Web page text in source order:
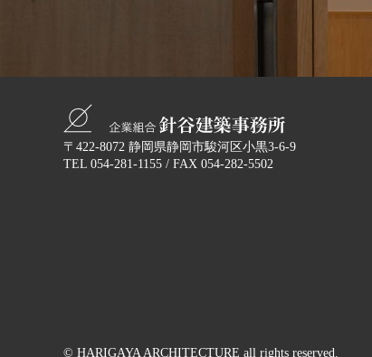
〒422-8072 静岡県静岡市駿河区小黒3-6-9
TEL 054-281-1155 / FAX 054-282-5502
© HARIGAYA ARCHITECTURE all rights reserved.